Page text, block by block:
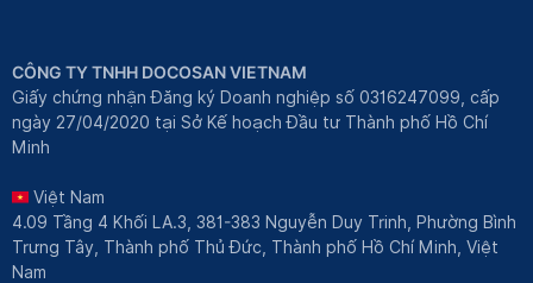
CÔNG TY TNHH DOCOSAN VIETNAM
Giấy chứng nhận Đăng ký Doanh nghiệp số 0316247099, cấp
ngày 27/04/2020 tại Sở Kế hoạch Đầu tư Thành phố Hồ Chí
Minh
Việt Nam
4.09 Tầng 4 Khối LA.3, 381-383 Nguyễn Duy Trinh, Phường Bình
Trưng Tây, Thành phố Thủ Đức, Thành phố Hồ Chí Minh, Việt
Nam